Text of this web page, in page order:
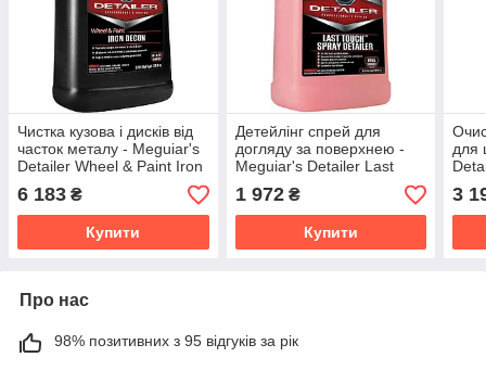
Чистка кузова і дисків від
часток металу - Meguiar's
Detailer Wheel & Paint Iron
Decon 3,79 л. (D180101)
6 183 ₴
Купити
Детейлінг спрей для
догляду за поверхнею -
Meguiar's Detailer Last
(D15501)
1 972₴
Купити
для
3
Про нас
98% позитивних з 95 відгуків за рік